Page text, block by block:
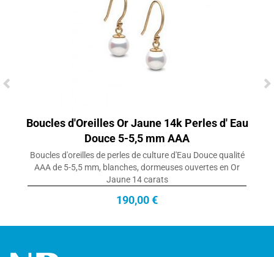
Boucles d'Oreilles Or Jaune 14k Perles d' Eau
Douce 5-5,5 mm AAA
Boucles d'oreilles de perles de culture d'Eau Douce qualité
AAA de 5-5,5 mm, blanches, dormeuses ouvertes en Or
Jaune 14 carats
190,00 €